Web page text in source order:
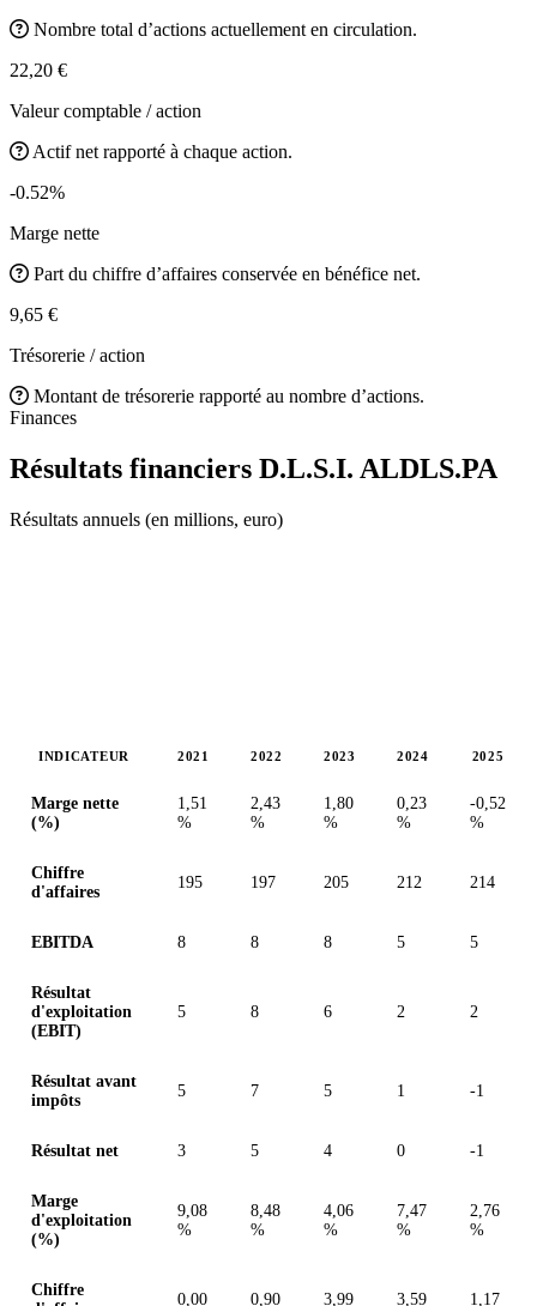
Nombre total d’actions actuellement en circulation.
22,20 €
Valeur comptable / action
Actif net rapporté à chaque action.
-0.52%
Marge nette
Part du chiffre d’affaires conservée en bénéfice net.
9,65 €
Trésorerie / action
Montant de trésorerie rapporté au nombre d’actions.
Finances
Résultats financiers D.L.S.I. ALDLS.PA
Résultats annuels (en millions, euro)
INDICATEUR 2021 2022 2023 2024 2025
Marge nette
(%)
1,51
%
2,43
%
1,80
%
0,23
%
-0,52
%
Chiffre
d'affaires
195 197 205 212 214
EBITDA 8 8 8 5 5
Résultat
d'exploitation
(EBIT)
5 8 6 2 2
Résultat avant
impôts
5 7 5 1 -1
Résultat net 3 5 4 0 -1
Marge
d'exploitation
(%)
9,08
%
8,48
%
4,06
%
7,47
%
2,76
%
Chiffre
0,00 0,90 3,99 3,59 1,17